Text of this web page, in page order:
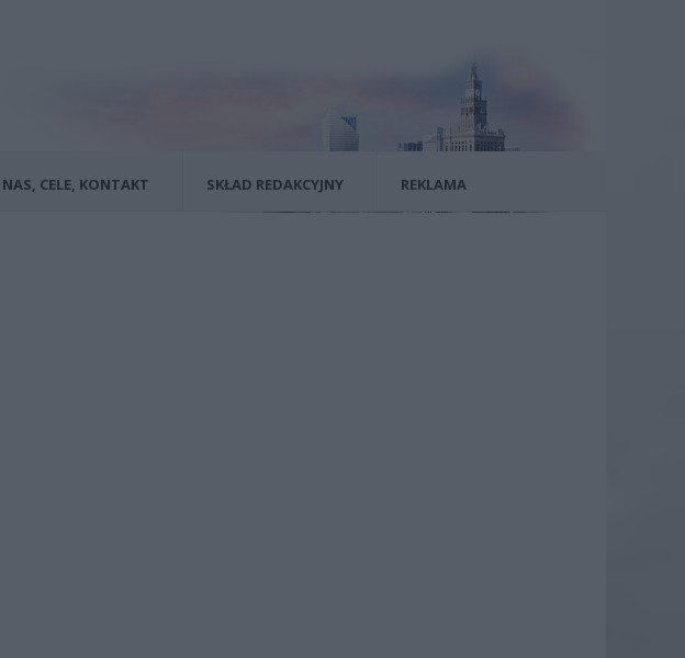
CELE, KONTAKT SKŁAD REDAKCYJNY REKLAMA